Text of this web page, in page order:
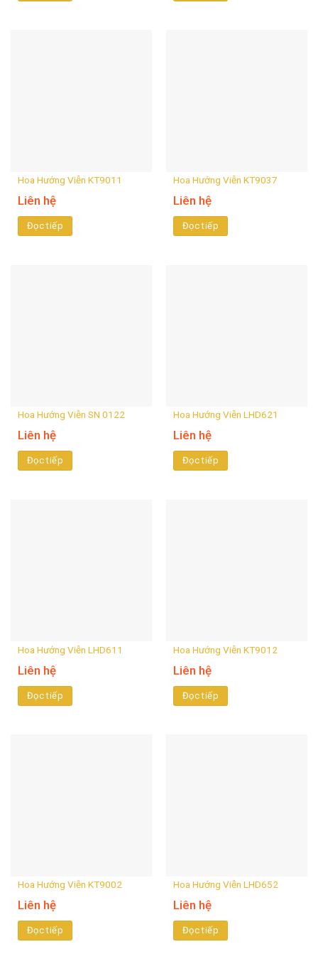
Hoa Hướng Viễn KT9011
Liên hệ
Đọc tiếp
Hoa Hướng Viễn KT9037
Liên hệ
Đọc tiếp
Hoa Hướng Viễn SN 0122
Liên hệ
Đọc tiếp
Hoa Hướng Viễn LHD621
Liên hệ
Đọc tiếp
Hoa Hướng Viễn LHD611
Liên hệ
Đọc tiếp
Hoa Hướng Viễn KT9012
Liên hệ
Đọc tiếp
Hoa Hướng Viễn KT9002
Liên hệ
Đọc tiếp
Hoa Hướng Viễn LHD652
Liên hệ
Đọc tiếp